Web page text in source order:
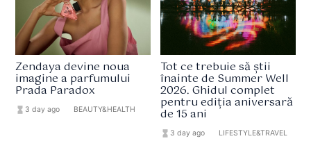
Zendaya devine noua
imagine a parfumului
Prada Paradox
hourglass_full 3 day ago BEAUTY&HEALTH
Tot ce trebuie să știi
înainte de Summer Well
2026. Ghidul complet
pentru ediția aniversară
de 15 ani
hourglass_full 3 day ago LIFESTYLE&TRAVEL